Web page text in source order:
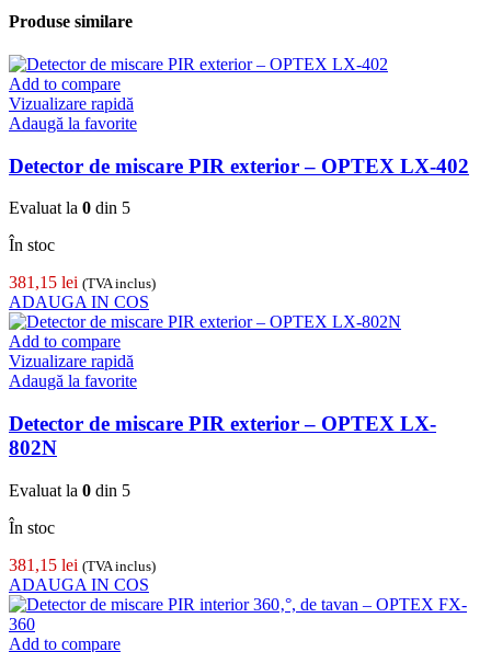
Produse similare
Add to compare
Vizualizare rapidă
Adaugă la favorite
Detector de miscare PIR exterior – OPTEX LX-402
Evaluat la 0 din 5
În stoc
381,15 lei (TVA inclus)
ADAUGA IN COS
Add to compare
Vizualizare rapidă
Adaugă la favorite
Detector de miscare PIR exterior – OPTEX LX-
802N
Evaluat la 0 din 5
În stoc
381,15 lei (TVA inclus)
ADAUGA IN COS
Add to compare